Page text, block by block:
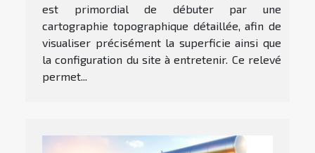
est primordial de débuter par une
cartographie topographique détaillée, afin de
visualiser précisément la superficie ainsi que
la configuration du site à entretenir. Ce relevé
permet...